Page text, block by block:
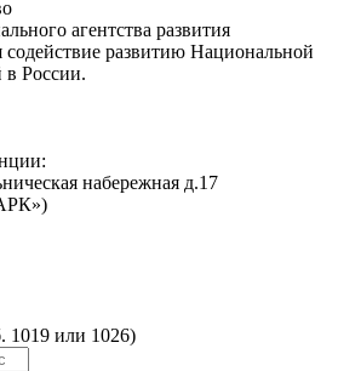
агентства развития
содействие развитию Национальной
России.
набережная д.17
1019 или 1026)